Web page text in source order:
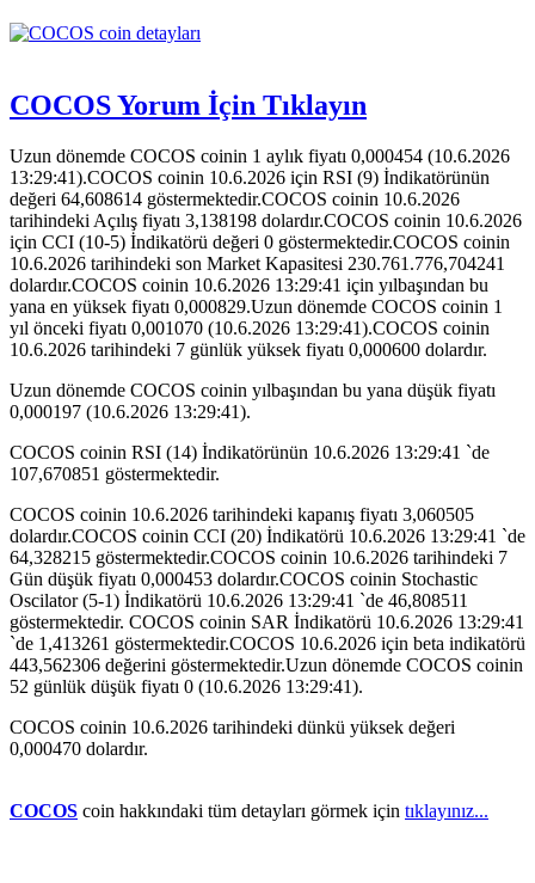
COCOS Yorum İçin Tıklayın
Uzun dönemde COCOS coinin 1 aylık fiyatı 0,000454 (10.6.2026
13:29:41).COCOS coinin 10.6.2026 için RSI (9) İndikatörünün
değeri 64,608614 göstermektedir.COCOS coinin 10.6.2026
tarihindeki Açılış fiyatı 3,138198 dolardır.COCOS coinin 10.6.2026
için CCI (10-5) İndikatörü değeri 0 göstermektedir.COCOS coinin
10.6.2026 tarihindeki son Market Kapasitesi 230.761.776,704241
dolardır.COCOS coinin 10.6.2026 13:29:41 için yılbaşından bu
yana en yüksek fiyatı 0,000829.Uzun dönemde COCOS coinin 1
yıl önceki fiyatı 0,001070 (10.6.2026 13:29:41).COCOS coinin
10.6.2026 tarihindeki 7 günlük yüksek fiyatı 0,000600 dolardır.
Uzun dönemde COCOS coinin yılbaşından bu yana düşük fiyatı
0,000197 (10.6.2026 13:29:41).
COCOS coinin RSI (14) İndikatörünün 10.6.2026 13:29:41 `de
107,670851 göstermektedir.
COCOS coinin 10.6.2026 tarihindeki kapanış fiyatı 3,060505
dolardır.COCOS coinin CCI (20) İndikatörü 10.6.2026 13:29:41 `de
64,328215 göstermektedir.COCOS coinin 10.6.2026 tarihindeki 7
Gün düşük fiyatı 0,000453 dolardır.COCOS coinin Stochastic
Oscilator (5-1) İndikatörü 10.6.2026 13:29:41 `de 46,808511
göstermektedir. COCOS coinin SAR İndikatörü 10.6.2026 13:29:41
`de 1,413261 göstermektedir.COCOS 10.6.2026 için beta indikatörü
443,562306 değerini göstermektedir.Uzun dönemde COCOS coinin
52 günlük düşük fiyatı 0 (10.6.2026 13:29:41).
COCOS coinin 10.6.2026 tarihindeki dünkü yüksek değeri
0,000470 dolardır.
COCOS coin hakkındaki tüm detayları görmek için tıklayınız...